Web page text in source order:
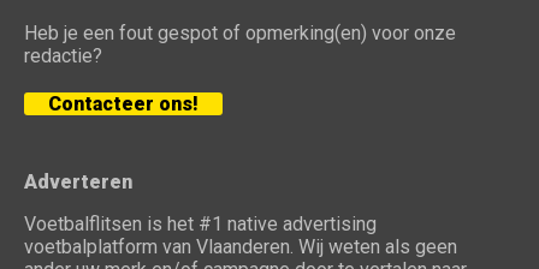
Heb je een fout gespot of opmerking(en) voor onze
redactie?
Contacteer ons!
Adverteren
Voetbalflitsen is het #1 native advertising
voetbalplatform van Vlaanderen. Wij weten als geen